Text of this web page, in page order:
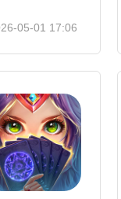
05-01 17:06